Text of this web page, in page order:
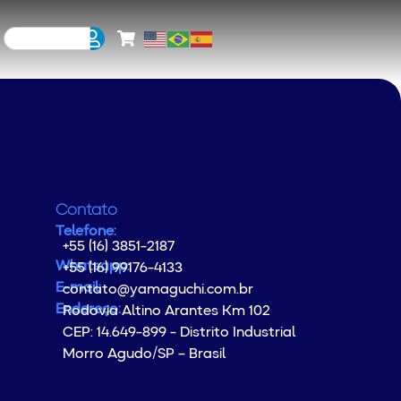
Contato
Telefone:
+55 (16) 3851-2187
Whatsapp:
+55 (16) 99176-4133
E-mail:
contato@yamaguchi.com.br
Endereço:
Rodovia Altino Arantes Km 102
CEP: 14.649-899 - Distrito Industrial
Morro Agudo/SP – Brasil